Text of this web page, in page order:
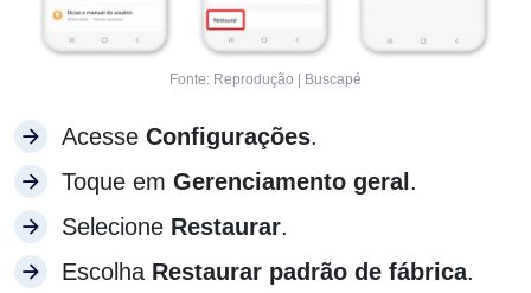
Fonte: Reprodução | Buscapé
Acesse Configurações.
Toque em Gerenciamento geral .
Selecione Restaurar.
Escolha Restaurar padrão de fábrica.